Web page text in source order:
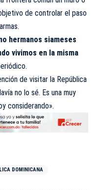
de controlar el paso
hermanos siameses
vivimos en la misma
de visitar la República
no lo sé. Es una muy
considerando».
DOMINICANA